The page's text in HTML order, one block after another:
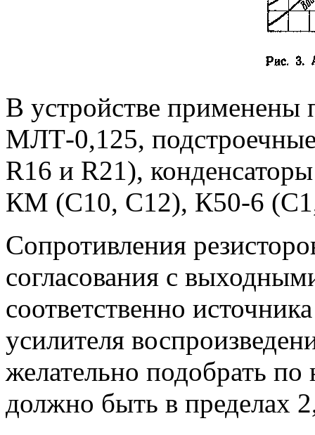
В устройстве применены
МЛТ-0,125,
R16 и R21),
КМ (С10, С12), К50-6
Сопротивления
согласования с
соответственно
усилителя
желательно подобрать
должно быть в пределах